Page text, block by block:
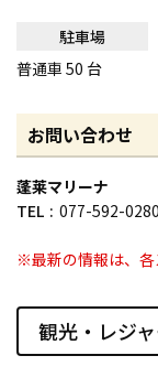
駐車場
普通車 50 台
お問い合わせ
蓬莱マリーナ
TEL
077-592-0280
※最新の情報は、各
観光・レジ